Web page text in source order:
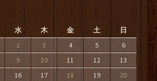
水 木 金 土 日
2 3 4 5
6
9 10 11 12
13
16 17 18 19
20